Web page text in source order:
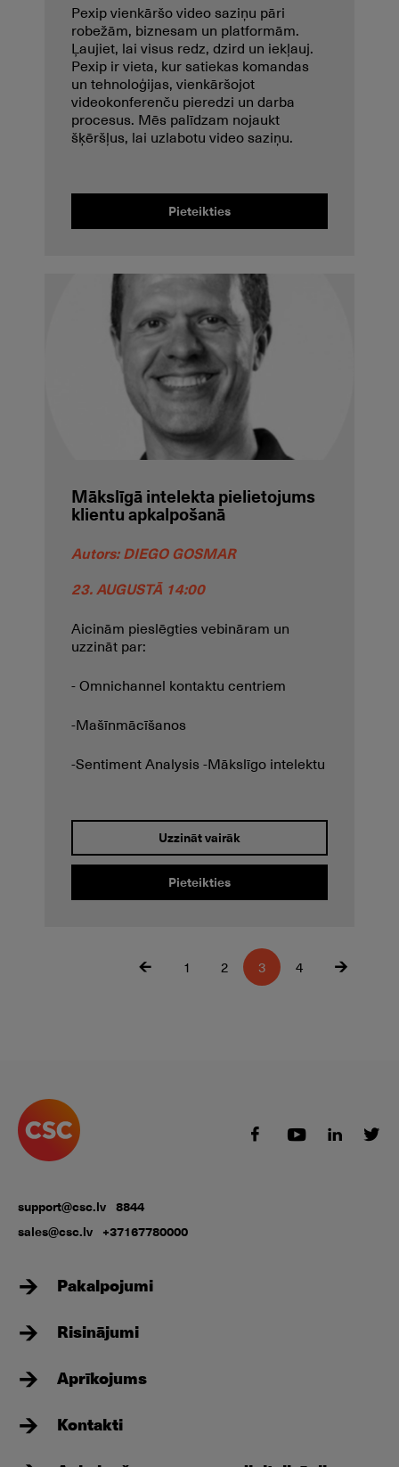
Pexip vienkāršo video saziņu pāri
robežām, biznesam un platformām.
Ļaujiet, lai visus redz, dzird un iekļauj.
Pexip ir vieta, kur satiekas komandas
un tehnoloģijas, vienkāršojot
videokonferenču pieredzi un darba
procesus. Mēs palīdzam nojaukt
šķēršļus, lai uzlabotu video saziņu.
Pieteikties
Mākslīgā intelekta pielietojums
klientu apkalpošanā
Autors:DIEGO GOSMAR
23. AUGUSTĀ 14:00
Aicinām pieslēgties vebināram un
uzzināt par:
- Omnichannel kontaktu centriem
-Mašīnmācīšanos
-Sentiment Analysis -Mākslīgo intelektu
Uzzināt vairāk
Pieteikties
support@csc.lv 8844
sales@csc.lv +37167780000
Pakalpojumi
Risinājumi
Aprīkojums
Kontakti